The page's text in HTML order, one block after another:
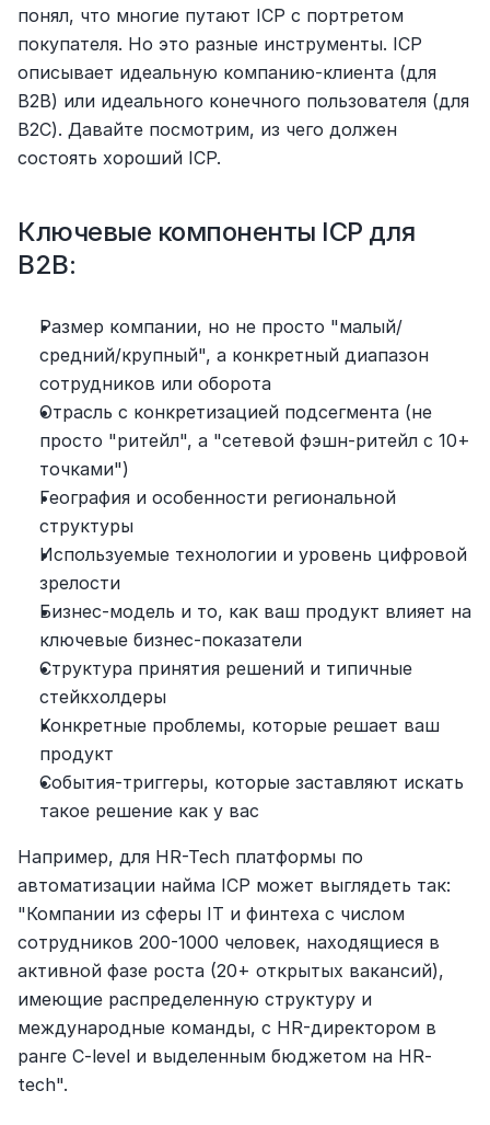
понял, что многие путают ICP с портретом
покупателя. Но это разные инструменты. ICP
описывает идеальную компанию-клиента (для
B2B) или идеального конечного пользователя (для
B2C). Давайте посмотрим, из чего должен
состоять хороший ICP.
Ключевые компоненты ICP для
B2B:
Размер компании, но не просто "малый/
средний/крупный", а конкретный диапазон
сотрудников или оборота
Отрасль с конкретизацией подсегмента (не
просто "ритейл", а "сетевой фэшн-ритейл с 10+
точками")
География и особенности региональной
структуры
Используемые технологии и уровень цифровой
зрелости
Бизнес-модель и то, как ваш продукт влияет на
ключевые бизнес-показатели
Структура принятия решений и типичные
стейкхолдеры
Конкретные проблемы, которые решает ваш
продукт
События-триггеры, которые заставляют искать
такое решение как у вас
Например, для HR-Tech платформы по
автоматизации найма ICP может выглядеть так:
"Компании из сферы IT и финтеха с числом
сотрудников 200-1000 человек, находящиеся в
активной фазе роста (20+ открытых вакансий),
имеющие распределенную структуру и
международные команды, с HR-директором в
ранге C-level и выделенным бюджетом на HR-
tech".